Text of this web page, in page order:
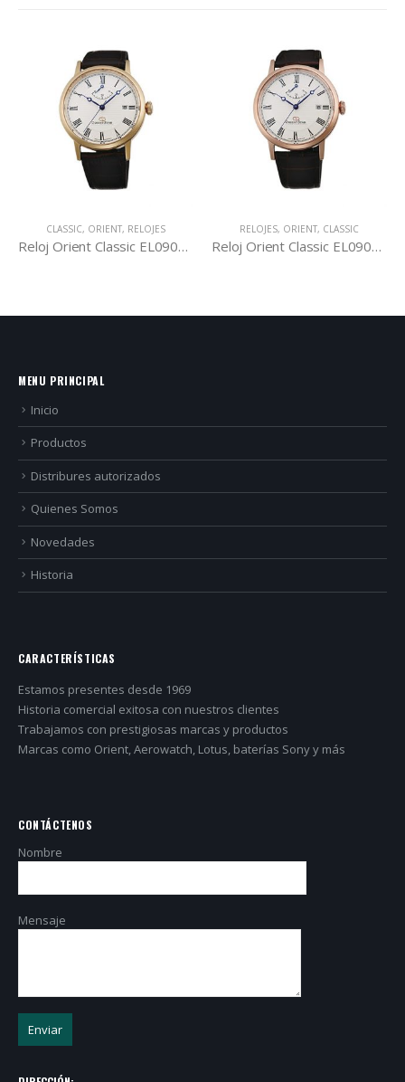
CLASSIC, ORIENT, RELOJES
Reloj Orient Classic EL09002W
RELOJES, ORIENT, CLASSIC
Reloj Orient Classic EL09001W
MENU PRINCIPAL
Inicio
Productos
Distribures autorizados
Quienes Somos
Novedades
Historia
CARACTERÍSTICAS
Estamos presentes desde 1969
Historia comercial exitosa con nuestros clientes
Trabajamos con prestigiosas marcas y productos
Marcas como Orient, Aerowatch, Lotus, baterías Sony y más
CONTÁCTENOS
Nombre
Mensaje